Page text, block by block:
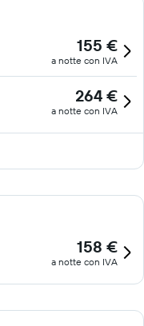
155 €
a notte con IVA
264 €
a notte con IVA
158 €
a notte con IVA